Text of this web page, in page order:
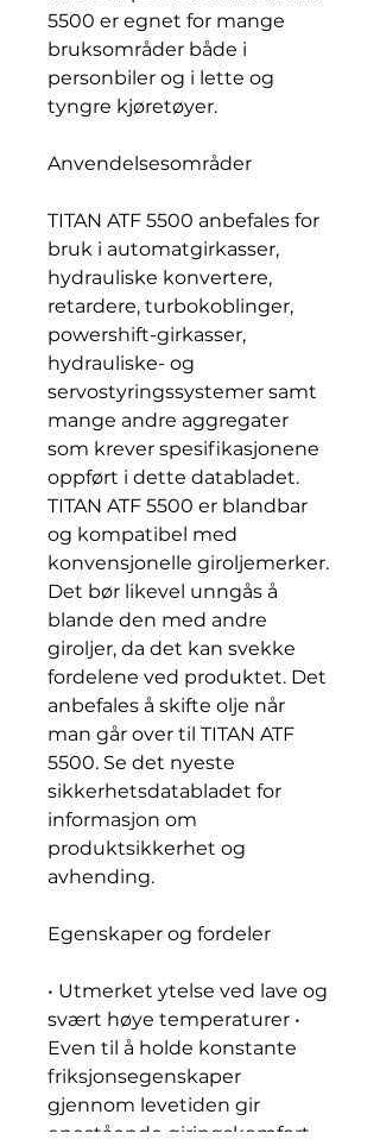
5500 er egnet for mange
bruksområder både i
personbiler og i lette og
tyngre kjøretøyer.
Anvendelsesområder
TITAN ATF 5500 anbefales for
bruk i automatgirkasser,
hydrauliske konvertere,
retardere, turbokoblinger,
powershift-girkasser,
hydrauliske- og
servostyringssystemer samt
mange andre aggregater
som krever spesifikasjonene
oppført i dette databladet.
TITAN ATF 5500 er blandbar
og kompatibel med
konvensjonelle giroljemerker.
Det bør likevel unngås å
blande den med andre
giroljer, da det kan svekke
fordelene ved produktet. Det
anbefales å skifte olje når
man går over til TITAN ATF
5500. Se det nyeste
sikkerhetsdatabladet for
informasjon om
produktsikkerhet og
avhending.
Egenskaper og fordeler
• Utmerket ytelse ved lave og
svært høye temperaturer •
Even til å holde konstante
friksjonsegenskaper
gjennom levetiden gir
enestående giringskomfort •